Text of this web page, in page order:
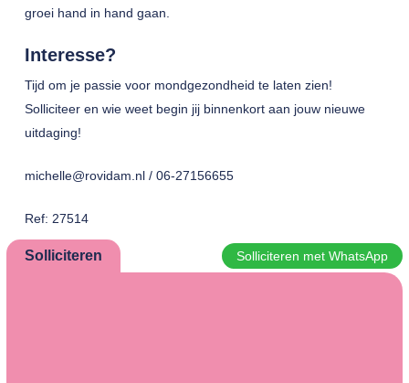
groei hand in hand gaan.
Interesse?
Tijd om je passie voor mondgezondheid te laten zien!
Solliciteer en wie weet begin jij binnenkort aan jouw nieuwe
uitdaging!
michelle@rovidam.nl / 06-27156655
Ref: 27514
Solliciteren Solliciteren met WhatsApp